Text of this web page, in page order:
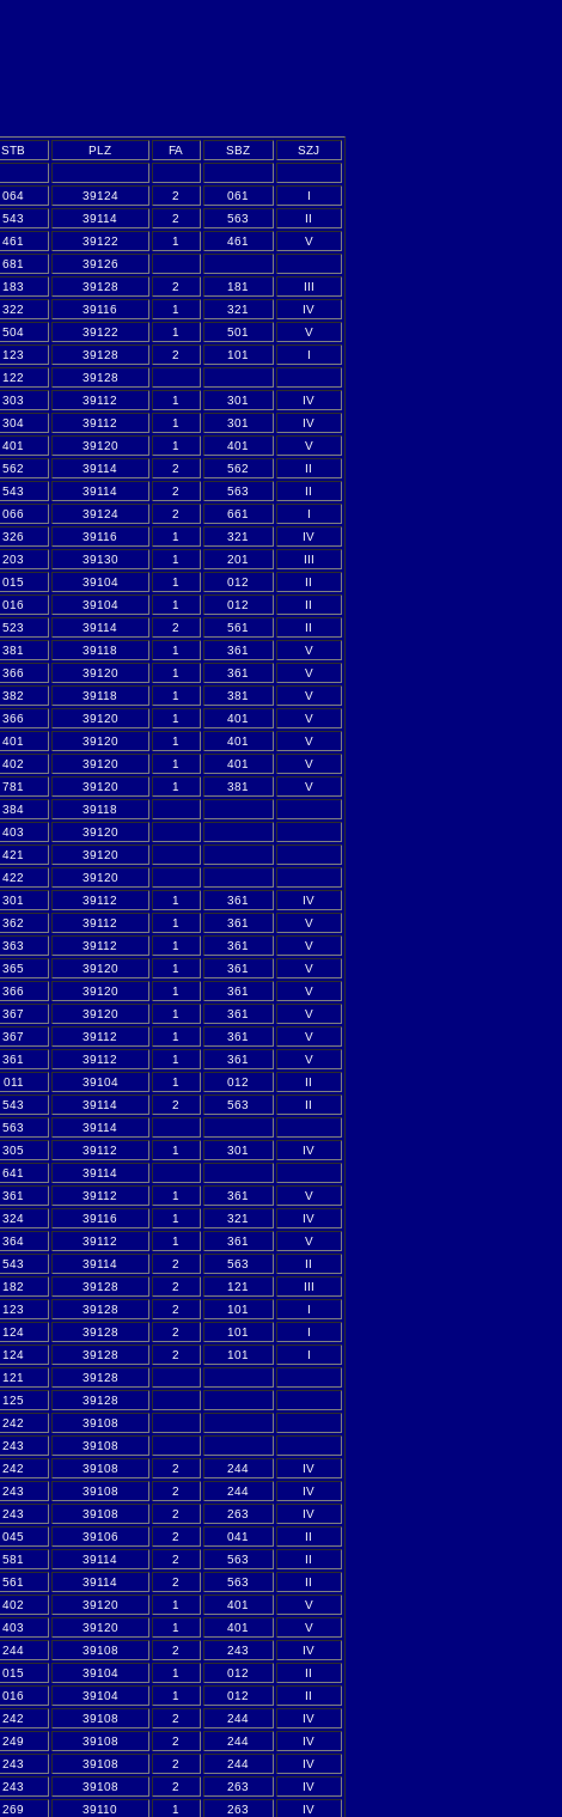
STB PLZ FA SBZ SZJ
064 39124 2 061
I
543 39114 2 563
II
461 39122 1 461
V
681
39126
183 39128 2 181
III
322 39116 1 321
IV
504 39122 1 501
V
123 39128 2 101
I
122
39128
303 39112 1 301
IV
304 39112 1 301
IV
401 39120 1 401
V
562 39114 2 562
II
543 39114 2 563
II
066 39124 2 661
I
326 39116 1 321
IV
203 39130 1 201
III
015 39104 1 012
II
016 39104 1 012
II
523 39114 2 561
II
381 39118 1 361
V
366 39120 1 361
V
382 39118 1 381
V
366 39120 1 401
V
401 39120 1 401
V
402 39120 1 401
V
781 39120 1 381
V
384
39118
403
39120
421
39120
422
39120
301 39112 1 361
IV
362 39112 1 361
V
363 39112 1 361
V
365 39120 1 361
V
366 39120 1 361
V
367 39120 1 361
V
367 39112 1 361
V
361 39112 1 361
V
011 39104 1 012
II
543 39114 2 563
II
563
39114
305 39112 1 301
IV
641
39114
361 39112 1 361
V
324 39116 1 321
IV
364 39112 1 361
V
543 39114 2 563
II
182 39128 2 121
III
123 39128 2 101
I
124 39128 2 101
I
124 39128 2 101
I
121
39128
125
39128
242
39108
243
39108
242 39108 2 244
IV
243 39108 2 244
IV
243 39108 2 263
IV
045 39106 2 041
II
581 39114 2 563
II
561 39114 2 563
II
402 39120 1 401
V
403 39120 1 401
V
244 39108 2 243
IV
015 39104 1 012
II
016 39104 1 012
II
242 39108 2 244
IV
249 39108 2 244
IV
243 39108 2 244
IV
243 39108 2 263
IV
269 39110 1 263
IV